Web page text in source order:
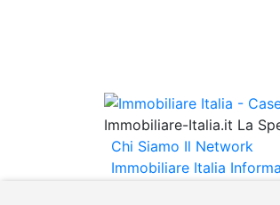
Immobiliare-Italia.it La
Chi Siamo Il Network
Immobiliare Italia